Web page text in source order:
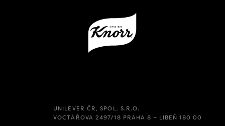
UNILEVER ČR, SPOL. S.R.O.
VOCTÁŘOVA 2497/18 PRAHA 8 – LIBEŇ 180 00